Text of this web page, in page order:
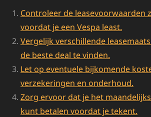
Controleer de leasevoorwaarden
voordat je een Vespa least.
Vergelijk verschillende
de beste deal te vinden.
Let op eventuele bijkomende
verzekeringen en onderhoud.
Zorg ervoor dat je het
kunt betalen voordat je tekent.